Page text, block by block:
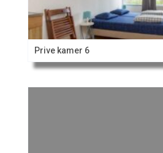
Prive kamer 6